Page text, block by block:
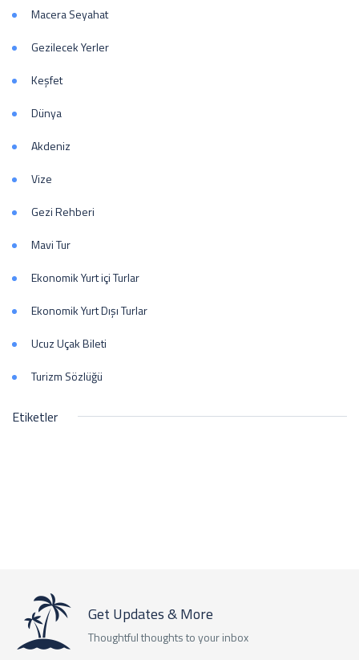
Macera Seyahat
Gezilecek Yerler
Keşfet
Dünya
Akdeniz
Vize
Gezi Rehberi
Mavi Tur
Ekonomik Yurt içi Turlar
Ekonomik Yurt Dışı Turlar
Ucuz Uçak Bileti
Turizm Sözlüğü
Etiketler
Get Updates & More
Thoughtful thoughts to your inbox